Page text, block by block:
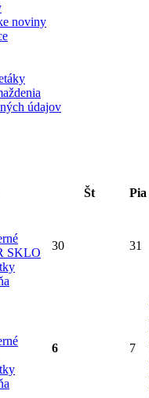
noviny
údajov
Št Pia
SKLO
30 31
6 7